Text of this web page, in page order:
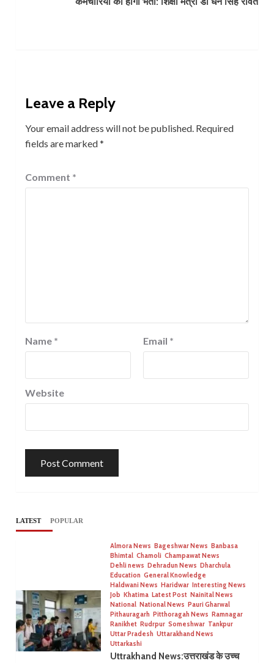
Leave a Reply
Your email address will not be published. Required
fields are marked*
Comment *
Name * Email *
Website
LATEST POPULAR
Almora News Bageshwar News Banbasa
Bhimtal Chamoli Champawat News
Dehli news Dehradun News Dharchula
Education General Knowledge
Haldwani News Haridwar Interesting News
Job Khatima Latest Post Nainital News
National National News Pauri Gharwal
Pithauragarh Pitthoragah News Ramnagar
Ranikhet Rudrpur Someshwar Tankpur
Uttar Pradesh Uttarakhand News
Uttarkashi
Uttrakhand News:उत्तराखंड के उच्च